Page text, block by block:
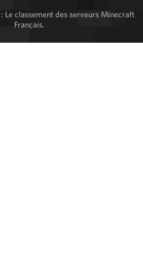
Le classement des serveurs Minecraft
Français.